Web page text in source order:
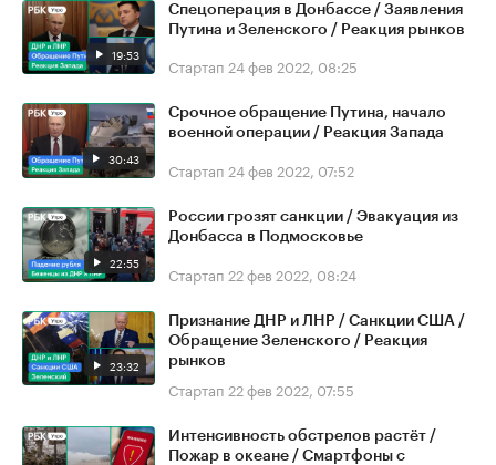
19:53
Спецоперация в Донбассе / Заявления
Путина и Зеленского / Реакция рынков
Стартап 24 фев 2022, 08:25
30:43
Срочное обращение Путина, начало
военной операции / Реакция Запада
Стартап 24 фев 2022, 07:52
22:55
России грозят санкции / Эвакуация из
Донбасса в Подмосковье
Стартап 22 фев 2022, 08:24
23:32
Признание ДНР и ЛНР / Санкции США /
Обращение Зеленского / Реакция
рынков
Стартап 22 фев 2022, 07:55
Интенсивность обстрелов растёт /
Пожар в океане / Смартфоны с